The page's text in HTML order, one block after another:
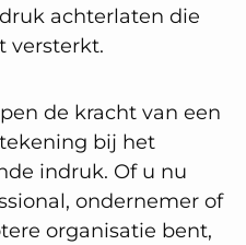
achterlaten die
versterkt.
de kracht van een
bij het
indruk. Of u nu
ondernemer of
organisatie bent,